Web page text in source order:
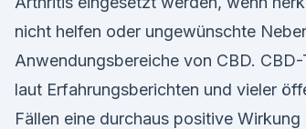
nicht helfen oder ungewünschte
Anwendungsbereiche von CBD.
laut Erfahrungsberichten und vieler
Fällen eine durchaus positive